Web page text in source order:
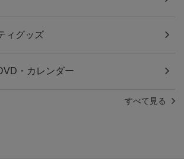
ィグッズ
・カレンダー
すべて見る